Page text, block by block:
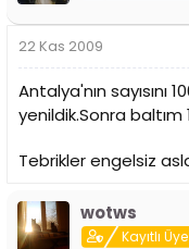
22 Kas 2009
Antalya'nın sayısını
yenildik.Sonra baltım
Tebrikler engelsiz
wotws
Kayıtlı Üye